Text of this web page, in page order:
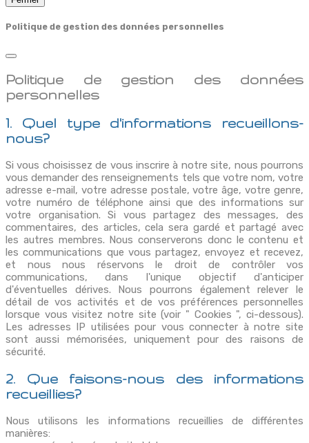
Politique de gestion des données personnelles
Politique de gestion des données
personnelles
1. Quel type d'informations recueillons-
nous?
Si vous choisissez de vous inscrire à notre site, nous pourrons
vous demander des renseignements tels que votre nom, votre
adresse e-mail, votre adresse postale, votre âge, votre genre,
votre numéro de téléphone ainsi que des informations sur
votre organisation. Si vous partagez des messages, des
commentaires, des articles, cela sera gardé et partagé avec
les autres membres. Nous conserverons donc le contenu et
les communications que vous partagez, envoyez et recevez,
et nous nous réservons le droit de contrôler vos
communications, dans l'unique objectif d'anticiper
d'éventuelles dérives. Nous pourrons également relever le
détail de vos activités et de vos préférences personnelles
lorsque vous visitez notre site (voir " Cookies ", ci-dessous).
Les adresses IP utilisées pour vous connecter à notre site
sont aussi mémorisées, uniquement pour des raisons de
sécurité.
2. Que faisons-nous des informations
recueillies?
Nous utilisons les informations recueillies de différentes
manières: